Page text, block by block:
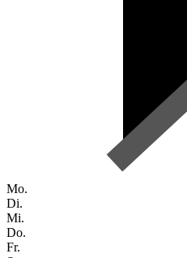
Mo.
Di.
Mi.
Do.
Fr.